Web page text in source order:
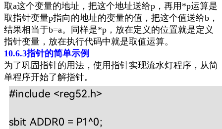
取a这个变量的地址，把这个地址送给p ，再用 *p运算是
取指针变量p指向的地址的变量的值，把这个值送给b ，
结果相当于b=a。 同样是*p ，放在定义的位置就是定义
指针变量，放在执行代码中就是取值运算。
10.6.3指针的简单示例
为了巩固指针的用法，使用指针实现流水灯程序，从简
单程序开始了解指针。